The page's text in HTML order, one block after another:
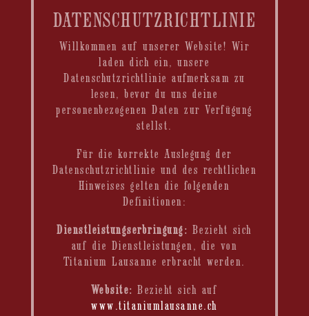
DATENSCHUTZRICHTLINIE
Willkommen auf unserer Website! Wir
laden dich ein, unsere
Datenschutzrichtlinie aufmerksam zu
lesen, bevor du uns deine
personenbezogenen Daten zur Verfügung
stellst.
Für die korrekte Auslegung der
Datenschutzrichtlinie und des rechtlichen
Hinweises gelten die folgenden
Definitionen:
Dienstleistungserbringung: Bezieht sich
auf die Dienstleistungen, die von
Titanium Lausanne erbracht werden.
Website: Bezieht sich auf
www.titaniumlausanne.ch